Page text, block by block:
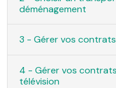
déménagement
3 - Gérer vos
4 - Gérer vos
télévision